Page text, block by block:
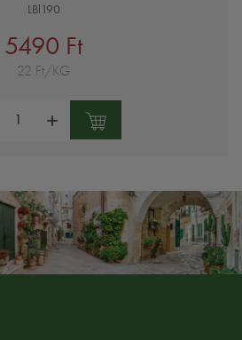
LBl190
5490 Ft
22 Ft/KG